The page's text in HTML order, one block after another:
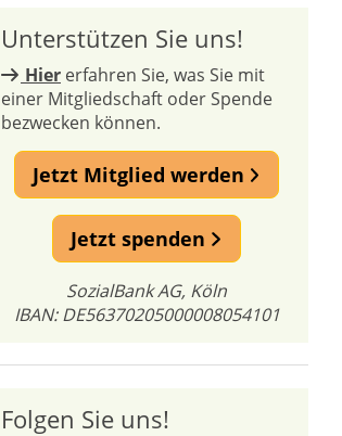
Unterstützen Sie uns!
Hier erfahren Sie, was Sie mit
einer Mitgliedschaft oder Spende
bezwecken können.
Jetzt Mitglied werden
Jetzt spenden
SozialBank AG, Köln
IBAN: DE56370205000008054101
Folgen Sie uns!